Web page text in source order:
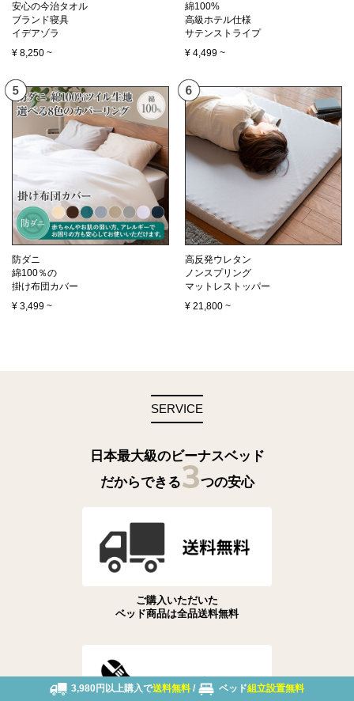
安心の今治タオル
ブランド寝具
イデアゾラ
¥ 8,250 ~
綿100%
高級ホテル仕様
サテンストライプ
¥ 4,499 ~
防ダニ
綿100％の
掛け布団カバー
¥ 3,499 ~
高反発ウレタン
ノンスプリング
マットレストッパー
¥ 21,800 ~
SERVICE
日本最大級のビーナスベッド
だからできる3つの安心
ご購入いただいた
ベッド商品は全品送料無料
3,980円以上購入で送料無料 / ベッド組立設置無料